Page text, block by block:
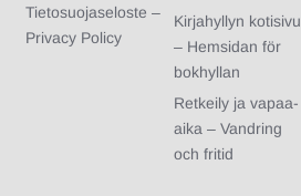
Tietosuojaseloste –
Privacy Policy
Kirjahyllyn kotisivu
– Hemsidan för
bokhyllan
Retkeily ja vapaa-
aika – Vandring
och fritid